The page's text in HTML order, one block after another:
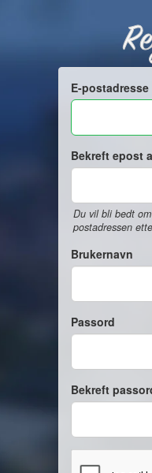
E-postadresse
Bekreft epost
Du vil bli bedt
postadressen
Brukernavn
Passord
Bekreft